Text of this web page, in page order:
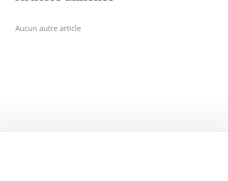
Aucun autre article